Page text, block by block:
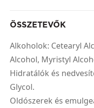
ÖSSZETEVŐK
Alkoholok: Cetearyl
Alcohol, Myristyl
Hidratálók és
Glycol.
Oldószerek és